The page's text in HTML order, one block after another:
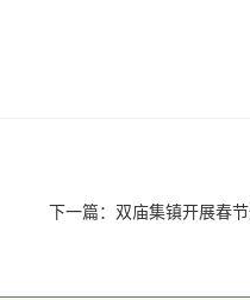
下一篇： 双庙集镇开展春